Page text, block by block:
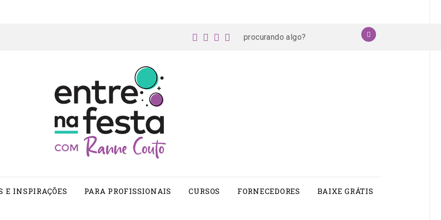
facebook
instagram
pinterest
youtube
algo?
OK
E INSPIRAÇÕES PARA PROFISSIONAIS CURSOS FORNECEDORES BAIXE GRÁTIS